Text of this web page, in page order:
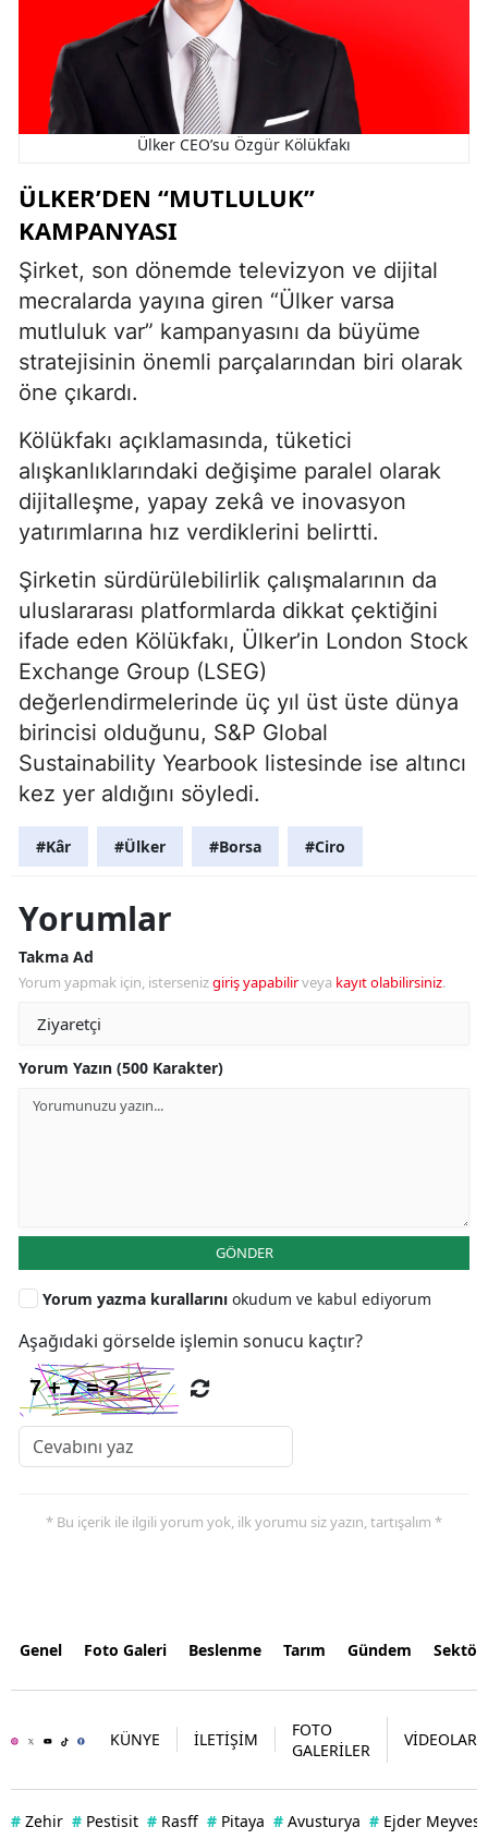
Ülker CEO’su Özgür Kölükfakı
ÜLKER’DEN “MUTLULUK”
KAMPANYASI
Şirket, son dönemde televizyon ve dijital
mecralarda yayına giren “Ülker varsa
mutluluk var” kampanyasını da büyüme
stratejisinin önemli parçalarından biri olarak
öne çıkardı.
Kölükfakı açıklamasında, tüketici
alışkanlıklarındaki değişime paralel olarak
dijitalleşme, yapay zekâ ve inovasyon
yatırımlarına hız verdiklerini belirtti.
Şirketin sürdürülebilirlik çalışmalarının da
uluslararası platformlarda dikkat çektiğini
ifade eden Kölükfakı, Ülker’in London Stock
Exchange Group (LSEG)
değerlendirmelerinde üç yıl üst üste dünya
birincisi olduğunu, S&P Global
Sustainability Yearbook listesinde ise altıncı
kez yer aldığını söyledi.
#Kâr #Ülker #Borsa #Ciro
Yorumlar
Takma Ad
Yorum yapmak için, istersenizgiriş yapabilirveya kayıt olabilirsiniz.
Yorum Yazın (500 Karakter)
GÖNDER
Yorum yazma kurallarını okudum ve kabul ediyorum
Aşağıdaki görselde işlemin sonucu kaçtır?
* Bu içerik ile ilgili yorum yok, ilk yorumu siz yazın, tartışalım *
Genel Foto Galeri Beslenme Tarım Gündem
KÜNYE İLETİŞİM
FOTO
GALERİLER
VİDEOLAR
# Zehir # Pestisit # Rasff # Pitaya # Avusturya # Ejder Meyvesi